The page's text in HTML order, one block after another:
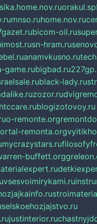
mnso.ruhome.nov.ru
bicom-oil.ru
sn-hram.ru
anamvkusno.ru
game.rubigbad.ru
black-lady.ru
zozor.ru
htccare.rublogizotovoy.ru
o-remonte.org
remonta.org
mycrazystars.ru
buffett.org
vsesvoimirykami.ru
selskoehozjajstvo.ru
justinterior.ru